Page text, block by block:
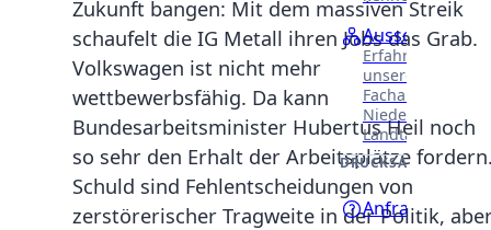
Ausschüsse
Erfahren Sie
unsere Arbeit in
Landtages.
DRUCKSACHEN
Anfragen
Zukunft bangen: Mit dem massiven Streik
schaufelt die IG Metall ihren Jobs das Grab.
Volkswagen ist nicht mehr
wettbewerbsfähig. Da kann
Bundesarbeitsminister Hubertus Heil noch
so sehr den Erhalt der Arbeitsplätze
Schuld sind Fehlentscheidungen von
zerstörerischer Tragweite in der Politik,